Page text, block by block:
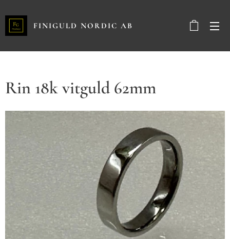
FINIGULD NORDIC AB
Rin 18k vitguld 62mm